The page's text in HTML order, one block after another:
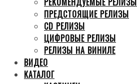
ПРЕДСТОЯЩИЕ РЕЛИЗЫ
CD РЕЛИЗЫ
ЦИФРОВЫЕ РЕЛИЗЫ
РЕЛИЗЫ НА ВИНИЛЕ
ВИДЕО
КАТАЛОГ